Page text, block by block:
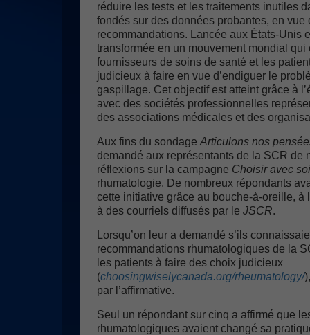
réduire les tests et les traitements inutiles
fondés sur des données probantes, en vue
recommandations. Lancée aux États-Unis
transformée en un mouvement mondial
fournisseurs de soins de santé et les
judicieux à faire en vue d’endiguer le
gaspillage. Cet objectif est atteint grâce à
avec des sociétés professionnelles
des associations médicales et des
Aux fins du sondage Articulons nos
demandé aux représentants de la SCR de
réflexions sur la campagne Choisir avec
rhumatologie. De nombreux répondants
cette initiative grâce au bouche-à-oreille,
à des courriels diffusés par le JSCR.
Lorsqu’on leur a demandé s’ils
recommandations rhumatologiques de la
les patients à faire des choix judicieux
(choosingwiselycanada.org/rheumatology/
par l’affirmative.
Seul un répondant sur cinq a affirmé que
rhumatologiques avaient changé sa